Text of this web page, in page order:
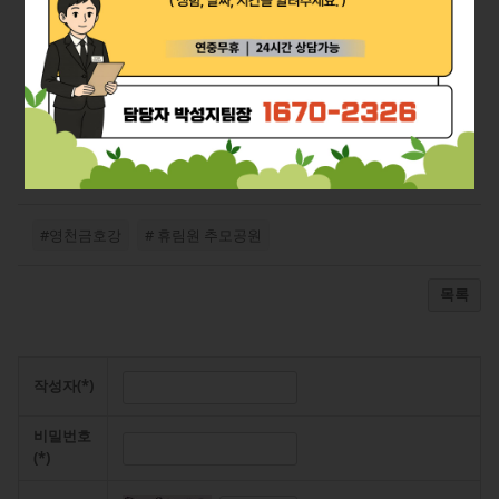
#영천금호강 # 휴림원 추모공원
목록
작성자(*)
비밀번호
(*)